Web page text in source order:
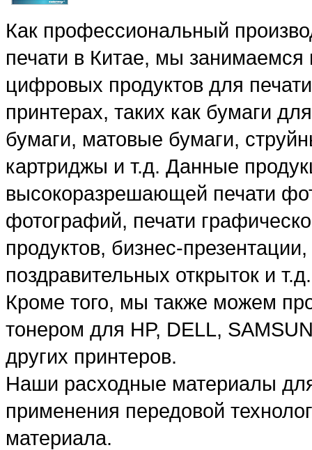
Как профессиональный
печати в Китае, мы
цифровых продуктов для
принтерах, таких как бумаги
бумаги, матовые бумаги,
картриджы и т.д. Данные
высокоразрешающей печати
фотографий, печати
продуктов, бизнес-
поздравительных открыток и т.д.
Кроме того, мы также можем
тонером для HP, DELL,
других принтеров.
Наши расходные материалы
применения передовой
материала.